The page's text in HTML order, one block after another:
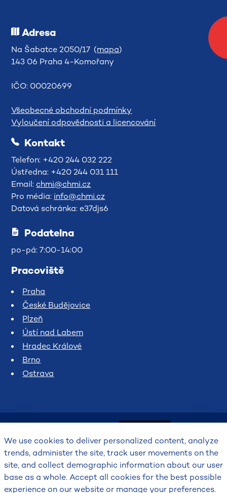
Adresa
Na Šabatce 2050/17 (mapa)
143 06 Praha 4-Komořany
IČO: 00020699
Všeobecné obchodní podmínky
Vyloučení odpovědnosti a licencování
Kontakt
Telefon: +420 244 032 222
Ústředna: +420 244 031 111
Email: chmi@chmi.cz
Pro média: info@chmi.cz
Datová schránka: e37djs6
Podatelna
po-pá: 7:00-14:00
Pracoviště
Praha
České Budějovice
Plzeň
Ústí nad Labem
Hradec Králové
Brno
Ostrava
2026
Český hydrometeorologický ústav
We use cookies to deliver personalized content, analyze
trends, administer the site, track user movements on the
site, and collect demographic information about our user
base as a whole. Accept all cookies for the best possible
experience on our website or manage your preferences.